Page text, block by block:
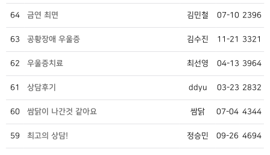
64 금연 최면 김민철 07-10 2396
63 공황장애 우울증 김수진 11-21 3321
62 우울증치료 최선영 04-13 3964
61 상담후기 ddyu 03-23 2832
60 쌈닭이 나간것 같아요 쌈닭 07-04 4344
59 최고의 상담! 정승민 09-26 4694